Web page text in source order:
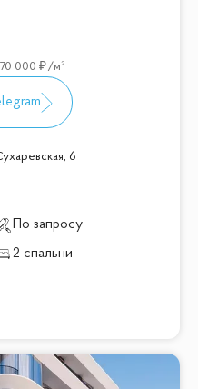
000 /м²
6
По запросу
2 спальни